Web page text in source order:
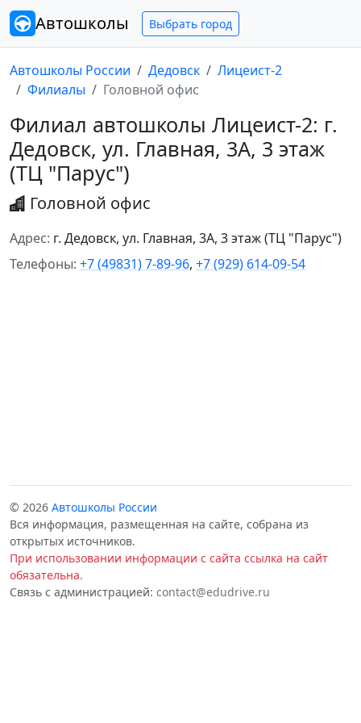
Автошколы Выбрать город
Автошколы России Дедовск
Лицеист-2
Филиалы
Головной офис
Филиал автошколы Лицеист-2: г.
Дедовск, ул. Главная, 3А, 3 этаж
(ТЦ "Парус")
Головной офис
Адрес: г. Дедовск, ул. Главная, 3А, 3 этаж (ТЦ "Парус")
Телефоны: +7 (49831) 7-89-96, +7 (929) 614-09-54
© 2026 Автошколы России
Вся информация, размещенная на сайте, собрана из
открытых источников.
При использовании информации с сайта ссылка на сайт
обязательна.
Связь с администрацией: contact@edudrive.ru